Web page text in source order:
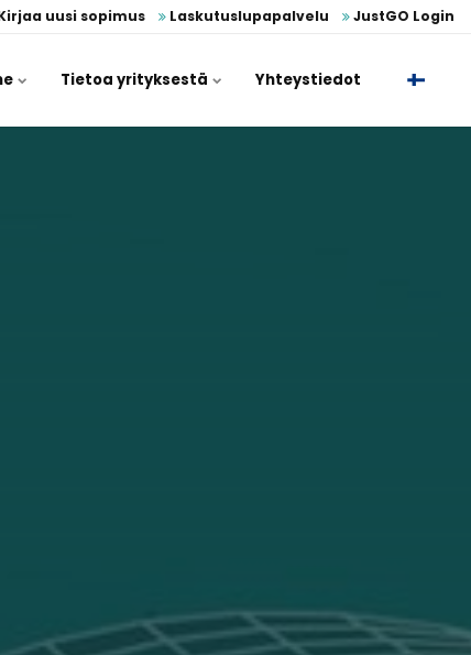
uusi sopimus Laskutuslupapalvelu JustGO Login
Tietoa yrityksestä Yhteystiedot